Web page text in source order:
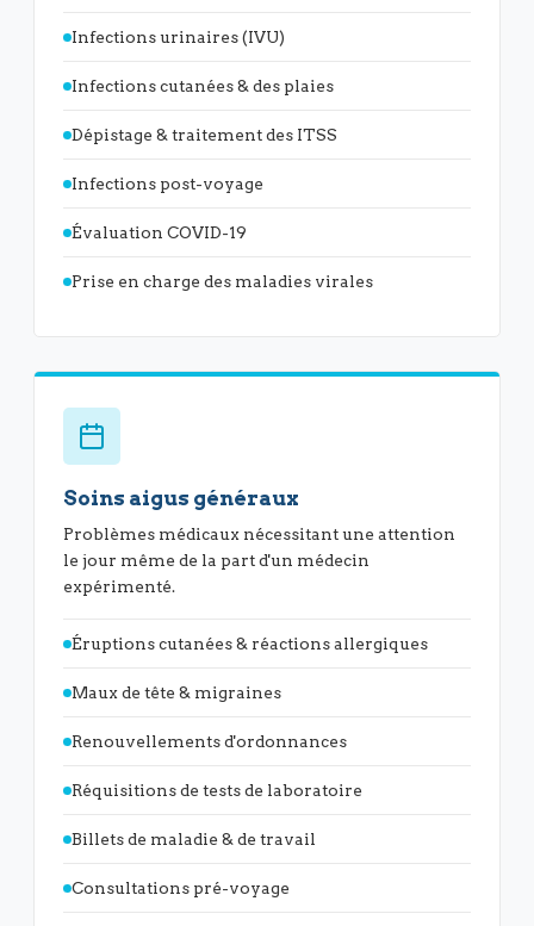
Infections urinaires (IVU)
Infections cutanées & des plaies
Dépistage & traitement des ITSS
Infections post-voyage
Évaluation COVID-19
Prise en charge des maladies virales
Soins aigus généraux
Problèmes médicaux nécessitant une attention
le jour même de la part d'un médecin
expérimenté.
Éruptions cutanées & réactions allergiques
Maux de tête & migraines
Renouvellements d'ordonnances
Réquisitions de tests de laboratoire
Billets de maladie & de travail
Consultations pré-voyage